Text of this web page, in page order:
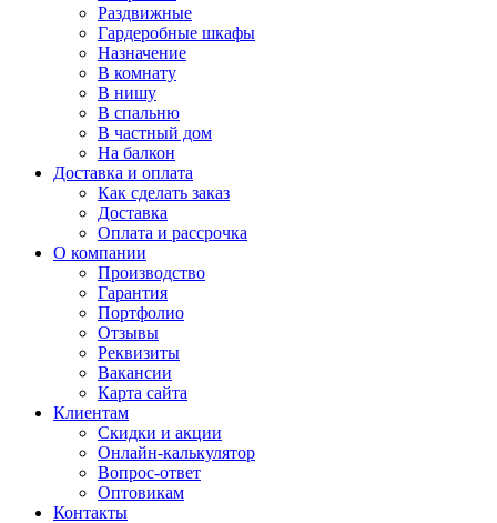
Раздвижные
Гардеробные шкафы
Назначение
В комнату
В нишу
В спальню
В частный дом
На балкон
Доставка и оплата
Как сделать заказ
Доставка
Оплата и рассрочка
О компании
Производство
Гарантия
Портфолио
Отзывы
Реквизиты
Вакансии
Карта сайта
Клиентам
Скидки и акции
Онлайн-калькулятор
Вопрос-ответ
Оптовикам
Контакты